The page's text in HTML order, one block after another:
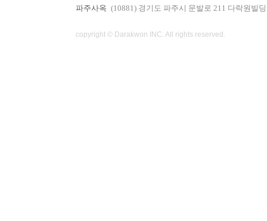
파주사옥 (10881) 경기도 파주시 문발로 211 다락원빌
copyright © Darakwon INC. All rights reserved.